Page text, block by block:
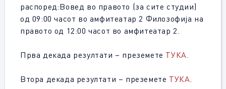
распоред:Вовед во правото (за сите студии)
од 09:00 часот во амфитеатар 2 Филозофија на
правото од 12:00 часот во амфитеатар 2.
Прва декада резултати – преземете ТУКА.
Втора декада резултати – преземете ТУКА.